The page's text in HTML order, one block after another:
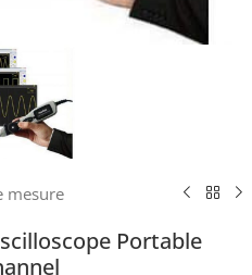
mesure
Portable